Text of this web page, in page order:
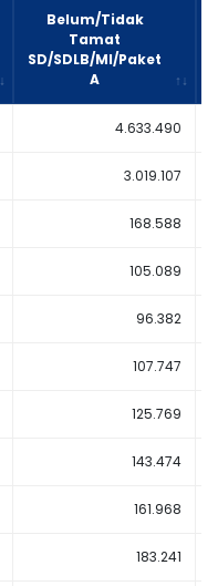
Belum/Tidak
Tamat
SD/SDLB/MI/Paket
A
4.633.490
3.019.107
168.588
105.089
96.382
107.747
125.769
143.474
161.968
183.241